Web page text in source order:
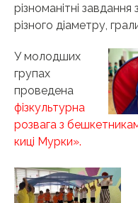
різноманітні
різного діаметру,
У молодших
групах
проведена
фізкультурна
розвага з
киці Мурки».